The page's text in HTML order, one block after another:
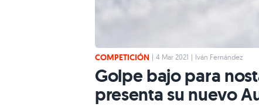
COMPETICIÓN | 4 Mar 2021 | Iván Fernández
Golpe bajo para
presenta su nuevo